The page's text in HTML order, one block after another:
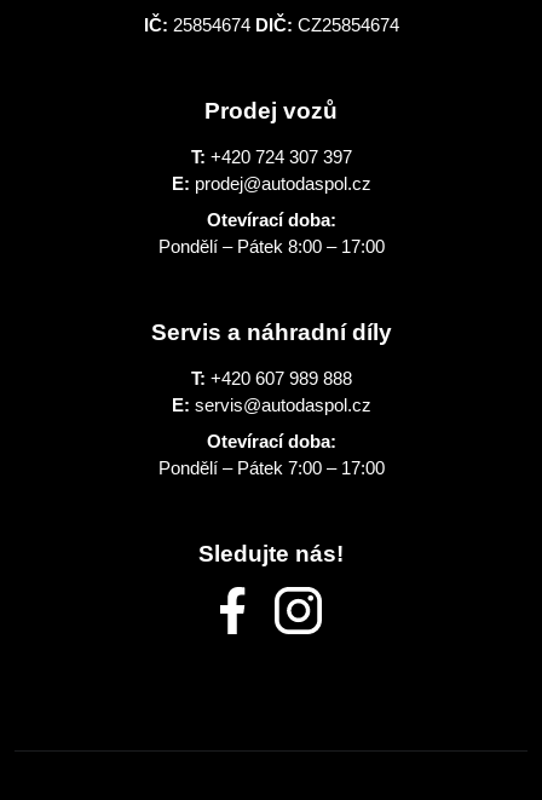
IČ: 25854674 DIČ: CZ25854674
Prodej vozů
T: +420 724 307 397
E: prodej@autodaspol.cz
Otevírací doba:
Pondělí – Pátek 8:00 – 17:00
Servis a náhradní díly
T: +420 607 989 888
E: servis@autodaspol.cz
Otevírací doba:
Pondělí – Pátek 7:00 – 17:00
Sledujte nás!